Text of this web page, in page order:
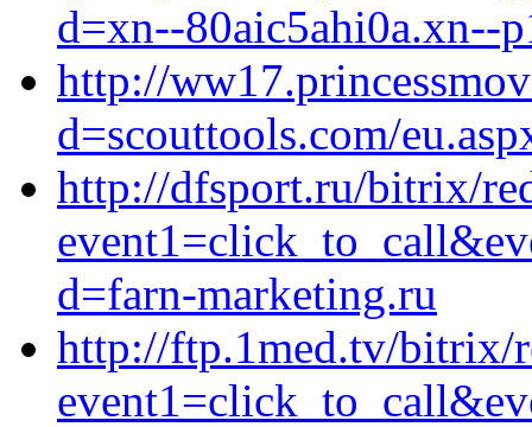
d=xn--80aic5ahi0a.xn--
http://
d=scouttools.com/
http://dfsport.ru/bitrix/
d=farn-marketing.ru
http://ftp.1med.tv/bitrix/